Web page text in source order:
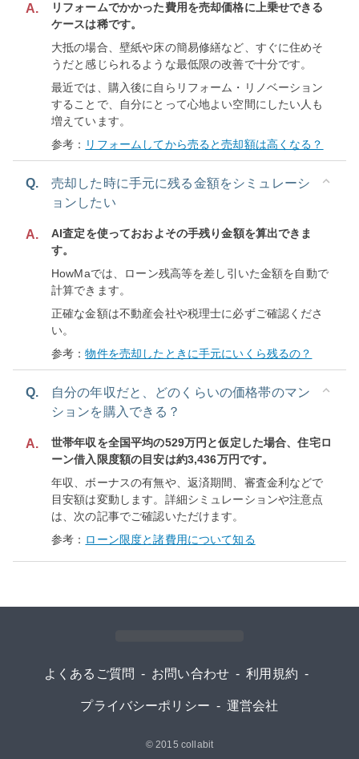
A.
リフォームでかかった費用を売却価格に上乗せできる
ケースは稀です。
大抵の場合、壁紙や床の簡易修繕など、すぐに住めそ
うだと感じられるような最低限の改善で十分です。
最近では、購入後に自らリフォーム・リノベーション
することで、自分にとって心地よい空間にしたい人も
増えています。
参考： リフォームしてから売ると売却額は高くなる？
Q.
売却した時に手元に残る金額をシミュレーシ
ョンしたい
A.
AI査定を使っておおよその手残り金額を算出できま
す。
HowMaでは、ローン残高等を差し引いた金額を自動で
計算できます。
正確な金額は不動産会社や税理士に必ずご確認くださ
い。
参考：物件を売却したときに手元にいくら残るの？
Q.
自分の年収だと、どのくらいの価格帯のマン
ションを購入できる？
A.
世帯年収を全国平均の529万円と仮定した場合、住宅ロ
ーン借入限度額の目安は約3,436万円です。
年収、ボーナスの有無や、返済期間、審査金利などで
目安額は変動します。詳細シミュレーションや注意点
は、次の記事でご確認いただけます。
参考： ローン限度と諸費用について知る
よくあるご質問 - お問い合わせ - 利用規約 -
プライバシーポリシー - 運営会社
© 2015 collabit